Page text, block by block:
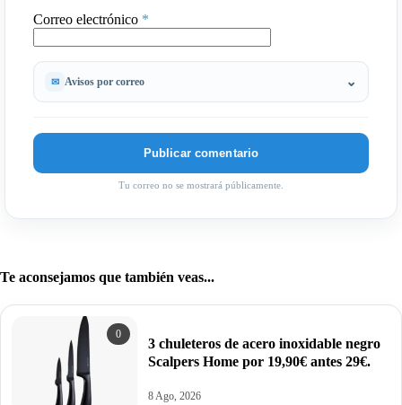
Correo electrónico *
Avisos por correo
Tu correo no se mostrará públicamente.
Te aconsejamos que también veas...
0
3 chuleteros de acero inoxidable negro
Scalpers Home por 19,90€ antes 29€.
8 Ago, 2026